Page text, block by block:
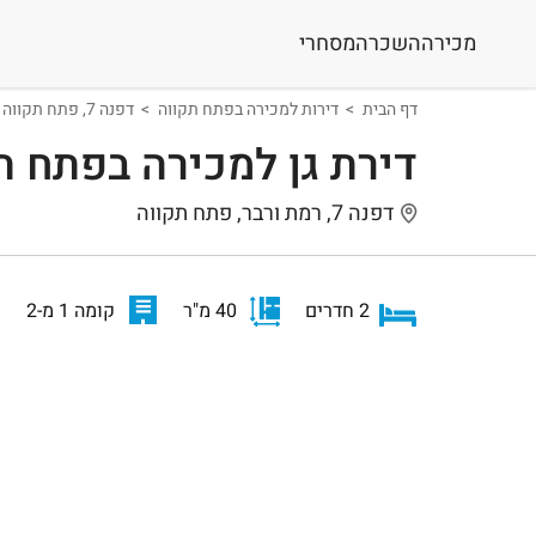
מכירההשכרהמסחרי
דף הבית דירות למכירה בפתח תקווה דפנה 7, פתח תקווה
דירת גן למכירה בפתח
דפנה 7, רמת ורבר, פתח תקווה
2 חדרים 40 מ"ר קומה 1 מ-2